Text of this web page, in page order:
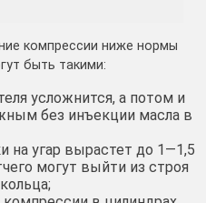
компрессии ниже нормы
быть такими:
усложнится, а потом и
без инъекции масла в
на угар вырастет до 1—1,5
могут выйти из строя